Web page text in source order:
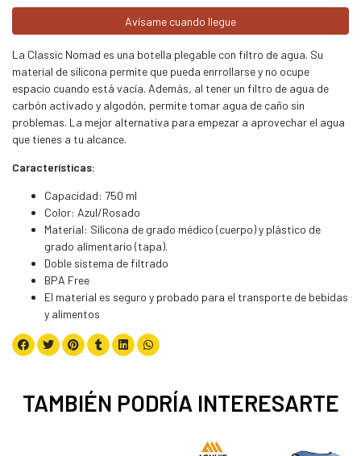
Avísame cuando llegue
La Classic Nomad es una botella plegable con filtro de agua. Su
material de silicona permite que pueda enrrollarse y no ocupe
espacio cuando está vacía. Además, al tener un filtro de agua de
carbón activado y algodón, permite tomar agua de caño sin
problemas. La mejor alternativa para empezar a aprovechar el agua
que tienes a tu alcance.
Características:
Capacidad: 750 ml
Color: Azul/Rosado
Material: Silicona de grado médico (cuerpo) y plástico de
grado alimentario (tapa).
Doble sistema de filtrado
BPA Free
El material es seguro y probado para el transporte de bebidas
y alimentos
TAMBIÉN PODRÍA INTERESARTE